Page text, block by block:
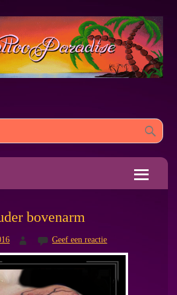
bovenarm
Geef een reactie